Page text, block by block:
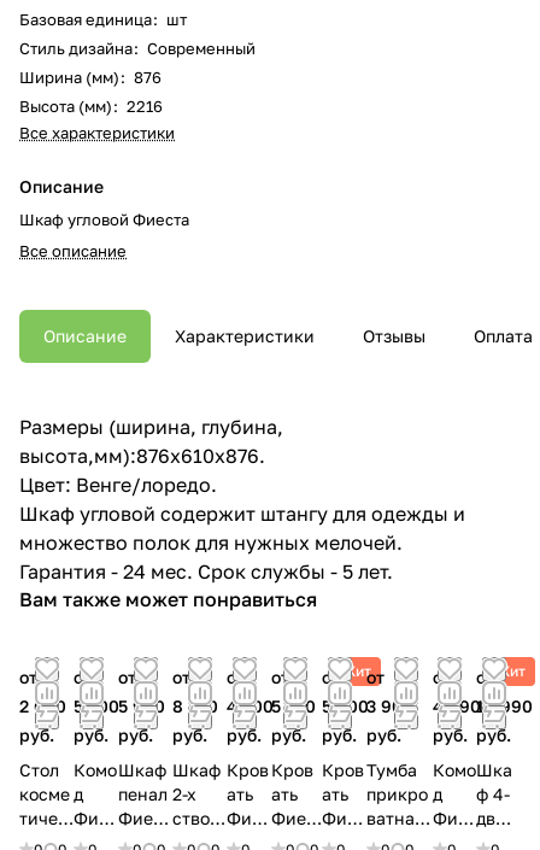
Базовая единица: шт
Стиль дизайна: Современный
Ширина (мм): 876
Высота (мм): 2216
Все характеристики
Описание
Шкаф угловой Фиеста
Все описание
Описание Характеристики Отзывы Оплата
Размеры (ширина, глубина,
высота,мм):876x610x876.
Цвет: Венге/лоредо.
Шкаф угловой содержит штангу для одежды и
множество полок для нужных мелочей.
Гарантия - 24 мес. Срок службы - 5 лет.
Вам также может понравиться
от
2 600
руб.
Стол
косме
тичес
кий
от
5 500
руб.
Комо
д
Фие
ста
от
5 990
руб.
Шкаф
пенал
Фиест
а
от
8 790
руб.
Шкаф
2-х
створ
чатый
от
4 200
руб.
Кров
ать
Фие
ста
от
5 550
руб.
Кров
ать
Фиес
та
Хит
от
5 400
руб.
Кров
ать
Фие
ста
от
3 900
руб.
Тумба
прикро
ватная
Фиеста
от
4 990
руб.
Комо
д
Фие
ста
Хит
от
18 990
руб.
Шка
ф 4-
дв
Фие